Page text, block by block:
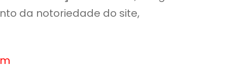
da notoriedade do site,